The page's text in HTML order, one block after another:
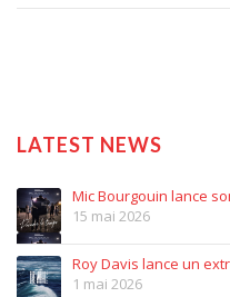
LATEST NEWS
Mic Bourgouin lance
15 mai 2026
Roy Davis lance un
1 mai 2026